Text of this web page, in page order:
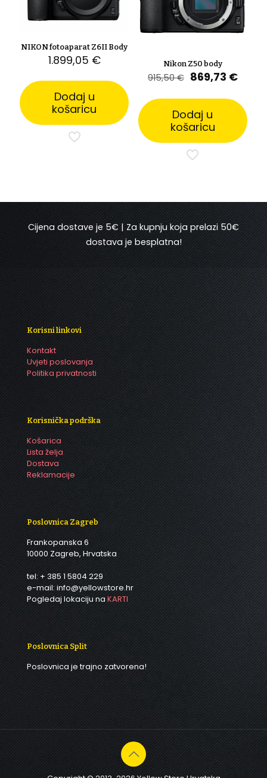
NIKON fotoaparat Z6II Body
1.899,05 €
Dodaj u
košaricu
Nikon Z50 body
915,50€ Izvorna
bila
je:
915,50 €.
869,73 €
je:
Dodaj u
košaricu
Cijena dostave je 5€ | Za kupnju koja prelazi 50€
dostava je besplatna!
Korisni linkovi
Kontakt
Uvjeti poslovanja
Politika privatnosti
Korisnička podrška
Košarica
Lista želja
Dostava
Reklamacije
Poslovnica Zagreb
Frankopanska 6
10000 Zagreb, Hrvatska
tel: + 385 1 5804 229
e-mail: info@yellowstore.hr
Pogledaj lokaciju na KARTI
Poslovnica Split
Poslovnica je trajno zatvorena!